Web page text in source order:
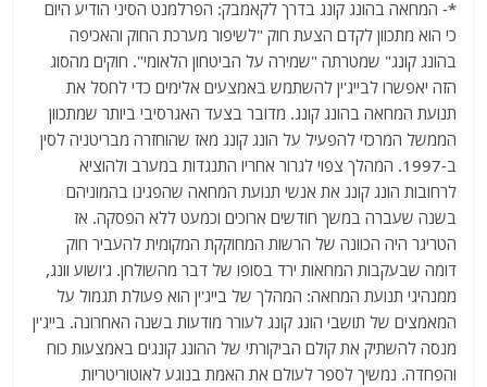
*- המחאה בהונג קונג בדרך לקאמבק: הפרלמנט הסיני הודיע היום
כי הוא מתכוון לקדם הצעת חוק "לשיפור מערכת החוק והאכיפה
בהונג קונג" שמטרתה "שמירה על הביטחון הלאומי". חוקים מהסוג
הזה יאפשרו לבייג'ין להשתמש באמצעים אלימים כדי לחסל את
תנועת המחאה בהונג קונג. מדובר בצעד האגרסיבי ביותר שמתכוון
הממשל המרכזי להפעיל על הונג קונג מאז שהוחזרה מבריטניה לסין
ב-1997. המהלך צפוי לגרור אחריו התנגדות במערב ולהוציא
לרחובות הונג קונג את אנשי תנועת המחאה שהפגינו בהמוניהם
בשנה שעברה במשך חודשים ארוכים וכמעט ללא הפסקה. אז
הטריגר היה הכוונה של הרשות המחוקקת המקומית להעביר חוק
דומה שבעקבות המחאות ירד בסופו של דבר מהשולחן. ג'ושוע וונג,
ממנהיגי תנועת המחאה: המהלך של בייג'ין הוא פעולת תגמול על
המאמצים של תושבי הונג קונג לעורר מודעות בשנה האחרונה. בייג'ין
מנסה להשתיק את קולם הביקורתי של ההונג קונגים באמצעות כוח
והפחדה. נמשיך לספר לעולם את האמת בנוגע לאוטוריטריות